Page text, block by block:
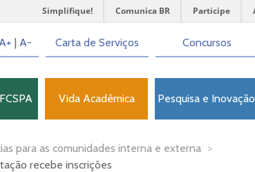
Simplifique! Comunica BR Participe
| A- Carta de Serviços Concursos
Vida Acadêmica Pesquisa e Inovação
para as comunidades interna e externa >
recebe inscrições